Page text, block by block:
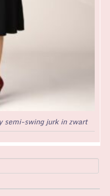
semi-swing jurk in zwart